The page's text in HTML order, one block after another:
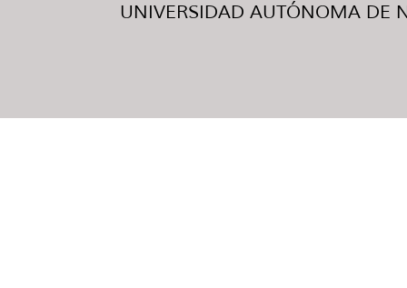
UNIVERSIDAD AUTÓNOMA DE